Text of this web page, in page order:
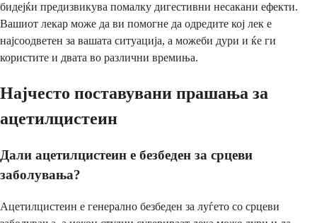
бидејќи предизвикува помалку дигестивни несакани ефекти.
Вашиот лекар може да ви помогне да одредите кој лек е
најсоодветен за вашата ситуација, а можеби дури и ќе ги
користите и двата во различни времиња.
Најчесто поставувани прашања за
ацетилцистеин
Дали ацетилцистеин е безбеден за срцеви
заболувања?
Ацетилцистеин е генерално безбеден за луѓето со срцеви